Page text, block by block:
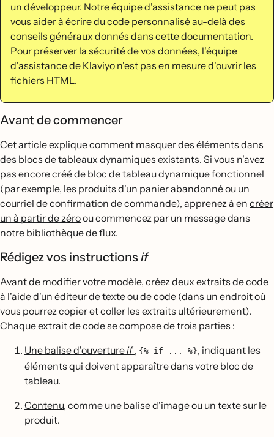
un développeur. Notre équipe d'assistance ne peut pas
vous aider à écrire du code personnalisé au-delà des
conseils généraux donnés dans cette documentation.
Pour préserver la sécurité de vos données, l'équipe
d'assistance de Klaviyo n'est pas en mesure d'ouvrir les
fichiers HTML.
Avant de commencer
Cet article explique comment masquer des éléments dans
des blocs de tableaux dynamiques existants. Si vous n'avez
pas encore créé de bloc de tableau dynamique fonctionnel
(par exemple, les produits d'un panier abandonné ou un
courriel de confirmation de commande), apprenez à en créer
un à partir de zéroou commencez par un message dans
notre bibliothèque de flux.
Rédigez vos instructionsif
Avant de modifier votre modèle, créez deux extraits de code
à l'aide d'un éditeur de texte ou de code (dans un endroit où
vous pourrez copier et coller les extraits ultérieurement).
Chaque extrait de code se compose de trois parties :
Une balise d'ouvertureif , {% if ... %}, indiquant les
éléments qui doivent apparaître dans votre bloc de
tableau.
Contenu, comme une balise d'image ou un texte sur le
produit.